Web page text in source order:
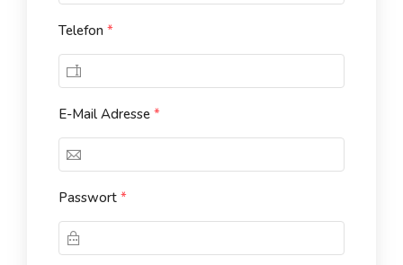
Telefon *
E-Mail Adresse *
Passwort *